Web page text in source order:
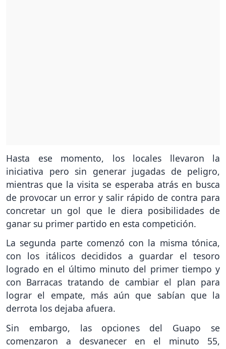
Hasta ese momento, los locales llevaron la
iniciativa pero sin generar jugadas de peligro,
mientras que la visita se esperaba atrás en busca
de provocar un error y salir rápido de contra para
concretar un gol que le diera posibilidades de
ganar su primer partido en esta competición.
La segunda parte comenzó con la misma tónica,
con los itálicos decididos a guardar el tesoro
logrado en el último minuto del primer tiempo y
con Barracas tratando de cambiar el plan para
lograr el empate, más aún que sabían que la
derrota los dejaba afuera.
Sin embargo, las opciones del Guapo se
comenzaron a desvanecer en el minuto 55,